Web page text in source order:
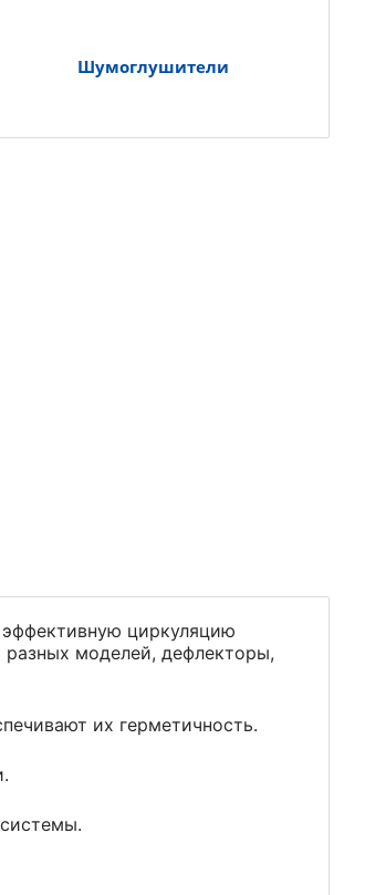
Шумоглушители
циркуляцию
моделей, дефлекторы,
их герметичность.